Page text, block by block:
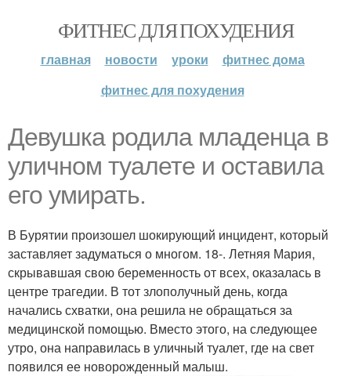
ФИТНЕС ДЛЯ ПОХУДЕНИЯ
главная новости уроки
фитнес дома
фитнес для похудения
Девушка родила младенца в
уличном туалете и оставила
его умирать.
В Бурятии произошел шокирующий инцидент, который
заставляет задуматься о многом. 18-. Летняя Мария,
скрывавшая свою беременность от всех, оказалась в
центре трагедии. В тот злополучный день, когда
начались схватки, она решила не обращаться за
медицинской помощью. Вместо этого, на следующее
утро, она направилась в уличный туалет, где на свет
появился ее новорожденный малыш.